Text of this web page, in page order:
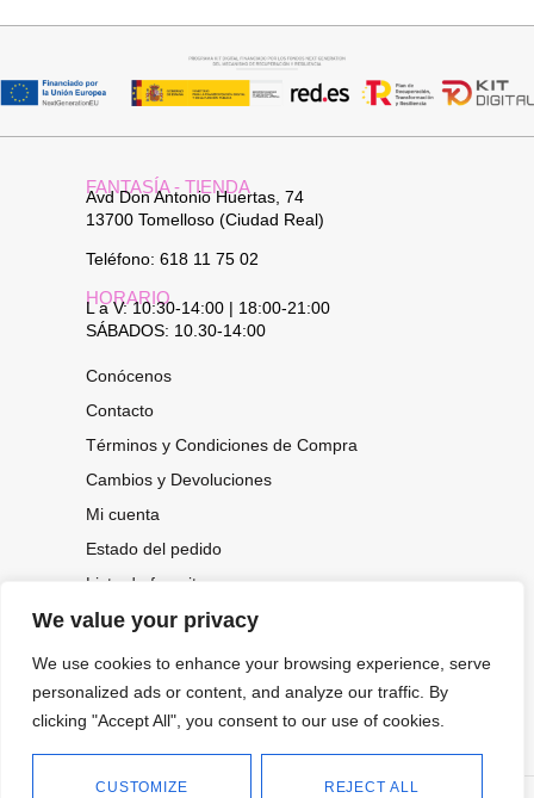
We value your privacy
We use cookies to enhance your browsing experience, serve
personalized ads or content, and analyze our traffic. By
clicking "Accept All", you consent to our use of cookies.
CUSTOMIZE REJECT ALL
FANTASÍA - TIENDA
Avd Don Antonio Huertas, 74
13700 Tomelloso (Ciudad Real)
Teléfono: 618 11 75 02
HORARIO
L a V: 10:30-14:00 | 18:00-21:00
SÁBADOS: 10.30-14:00
Conócenos
Contacto
Términos y Condiciones de Compra
Cambios y Devoluciones
Mi cuenta
Estado del pedido
Lista de favoritos
CONOCE NUESTRAS NOVEDADES,
OFERTAS...